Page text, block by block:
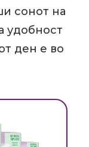
сонот на
удобност
ден е во